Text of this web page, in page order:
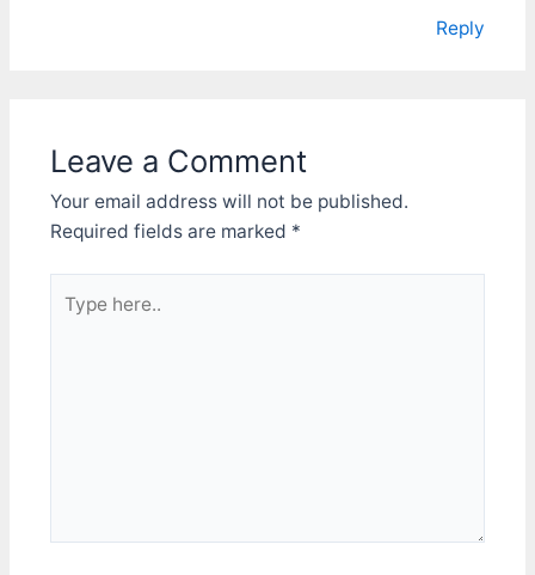
Reply
Leave a Comment
Your email address will not be published.
Required fields are marked *
here..